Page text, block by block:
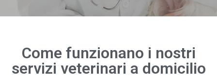
Come funzionano i nostri
servizi veterinari a domicilio